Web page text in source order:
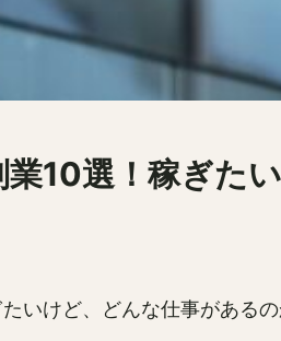
10選！稼ぎた
いけど、どんな仕事があるの